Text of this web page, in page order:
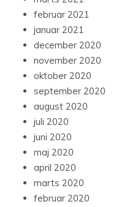
februar 2021
januar 2021
december 2020
november 2020
oktober 2020
september 2020
august 2020
juli 2020
juni 2020
maj 2020
april 2020
marts 2020
februar 2020